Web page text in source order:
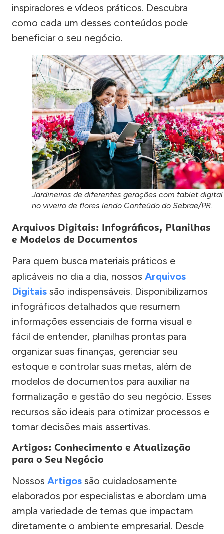
inspiradores e vídeos práticos. Descubra
como cada um desses conteúdos pode
beneficiar o seu negócio.
Jardineiros de diferentes gerações com tablet digital
no viveiro de flores lendo Conteúdo do Sebrae/PR.
Arquivos Digitais: Infográficos, Planilhas
e Modelos de Documentos
Para quem busca materiais práticos e
aplicáveis no dia a dia, nossos Arquivos
Digitais são indispensáveis. Disponibilizamos
infográficos detalhados que resumem
informações essenciais de forma visual e
fácil de entender, planilhas prontas para
organizar suas finanças, gerenciar seu
estoque e controlar suas metas, além de
modelos de documentos para auxiliar na
formalização e gestão do seu negócio. Esses
recursos são ideais para otimizar processos e
tomar decisões mais assertivas.
Artigos: Conhecimento e Atualização
para o Seu Negócio
Nossos Artigos são cuidadosamente
elaborados por especialistas e abordam uma
ampla variedade de temas que impactam
diretamente o ambiente empresarial. Desde